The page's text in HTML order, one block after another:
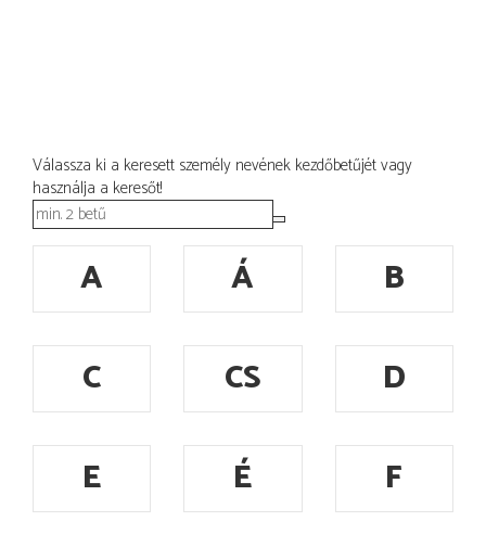
Válassza ki a keresett személy nevének kezdőbetűjét vagy
használja a keresőt!
A Á
B
C
CS
D
E
É
F